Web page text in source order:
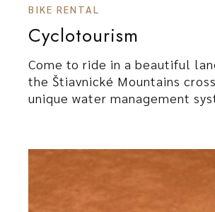
BIKE RENTAL
Cyclotourism
Come to ride in a beautiful
the Štiavnické Mountains
unique water management